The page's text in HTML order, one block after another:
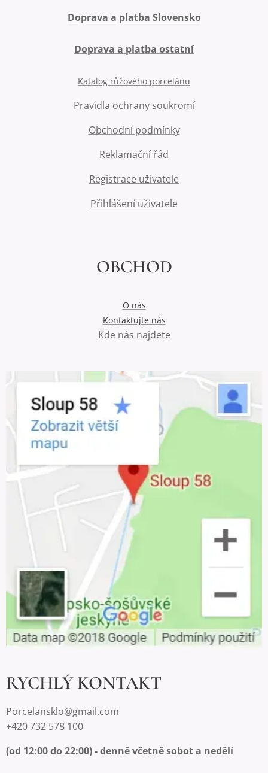
Doprava a platba Slovensko
Doprava a platba ostatní
Katalog růžového porcelánu
Pravidla ochrany soukromí
Obchodní podmínky
Reklamační řád
Registrace uživatele
Přihlášení uživatele
OBCHOD
O nás
Kontaktujte nás
Kde nás najdete
RYCHLÝ KONTAKT
Porcelansklo@gmail.com
+420 732 578 100
(od 12:00 do 22:00) - denně včetně sobot a nedělí